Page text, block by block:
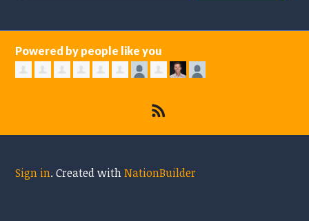
Powered by people like you
Sign in.Created withNationBuilder